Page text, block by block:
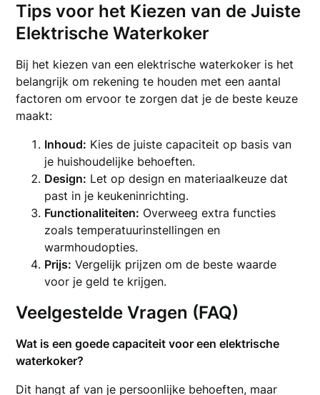
Tips voor het Kiezen van de Juiste
Elektrische Waterkoker
Bij het kiezen van een elektrische waterkoker is het
belangrijk om rekening te houden met een aantal
factoren om ervoor te zorgen dat je de beste keuze
maakt:
Inhoud: Kies de juiste capaciteit op basis van
je huishoudelijke behoeften.
Design: Let op design en materiaalkeuze dat
past in je keukeninrichting.
Functionaliteiten: Overweeg extra functies
zoals temperatuurinstellingen en
warmhoudopties.
Prijs: Vergelijk prijzen om de beste waarde
voor je geld te krijgen.
Veelgestelde Vragen (FAQ)
Wat is een goede capaciteit voor een elektrische
waterkoker?
Dit hangt af van je persoonlijke behoeften, maar